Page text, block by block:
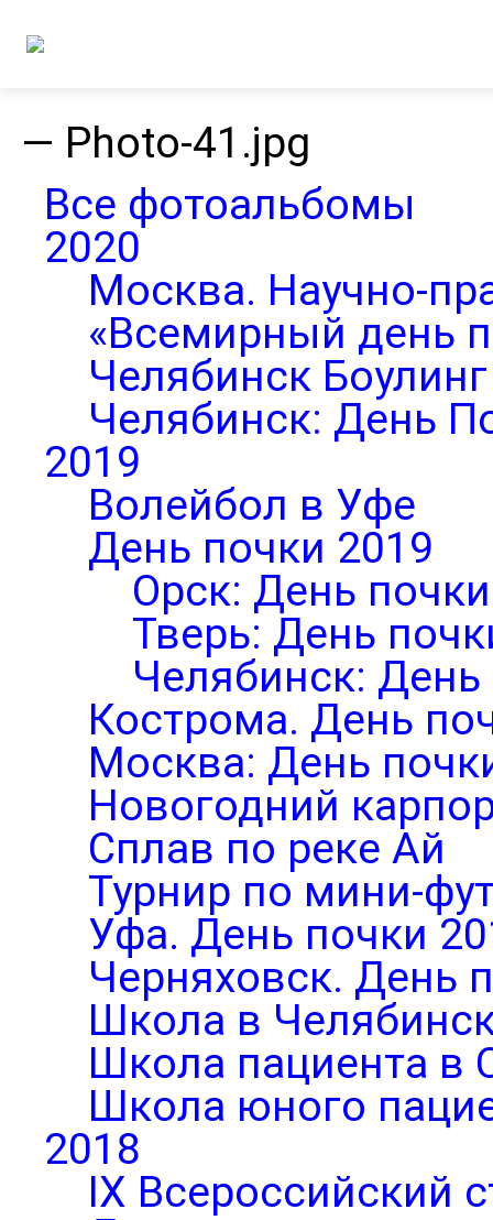
— Photo-41.jpg
Все фотоальбомы
2020
Москва. Научно-
«Всемирный день
Челябинск
Челябинск: День
2019
Волейбол в Уфе
День почки 2019
Орск: День почки
Тверь: День
Челябинск:
Кострома. День
Москва: День
Новогодний
Сплав по реке Ай
Турнир по мини-
Уфа. День почки
Черняховск. День
Школа в
Школа пациента в
Школа юного
2018
IX Всероссийский